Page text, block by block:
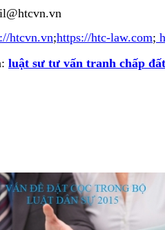
htcvn.vn;https://htc-law.com;
luật sư tư vấn tranh chấp